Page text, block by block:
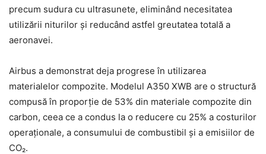
precum sudura cu ultrasunete, eliminând necesitatea
utilizării niturilor și reducând astfel greutatea totală a
aeronavei.
Airbus a demonstrat deja progrese în utilizarea
materialelor compozite. Modelul A350 XWB are o structură
compusă în proporție de 53% din materiale compozite din
carbon, ceea ce a condus la o reducere cu 25% a costurilor
operaționale, a consumului de combustibil și a emisiilor de
CO₂.